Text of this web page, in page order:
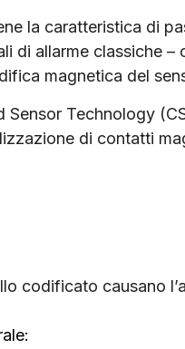
la caratteristica di
di allarme classiche –
magnetica del
Sensor Technology
di contatti
codificato causano